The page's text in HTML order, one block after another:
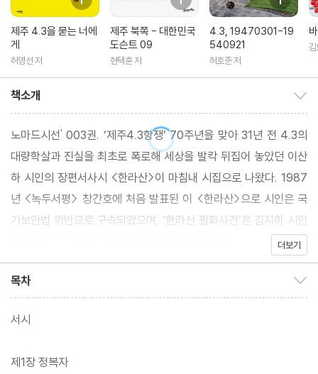
제주 4.3을 묻는 너에
게
허영선 저
제주 북쪽 - 대한민국
도슨트 09
현택훈 저
4.3, 19470301-19
540921
허호준 저
김
책소개
노마드시선' 003권. ‘제주4.3항쟁’ 70주년을 맞아 31년 전 4.3의
대량학살과 진실을 최초로 폭로해 세상을 발칵 뒤집어 놓았던 이산
하 시인의 장편서사시 <한라산>이 마침내 시집으로 나왔다. 1987
년 <녹두서평> 창간호에 처음 발표된 이 <한라산>으로 시인은 국
가보안법 위반으로 구속되었으며, ‘한라산 필화사건’은 김지하 시인
더보기
목차
서시
제1장 정복자